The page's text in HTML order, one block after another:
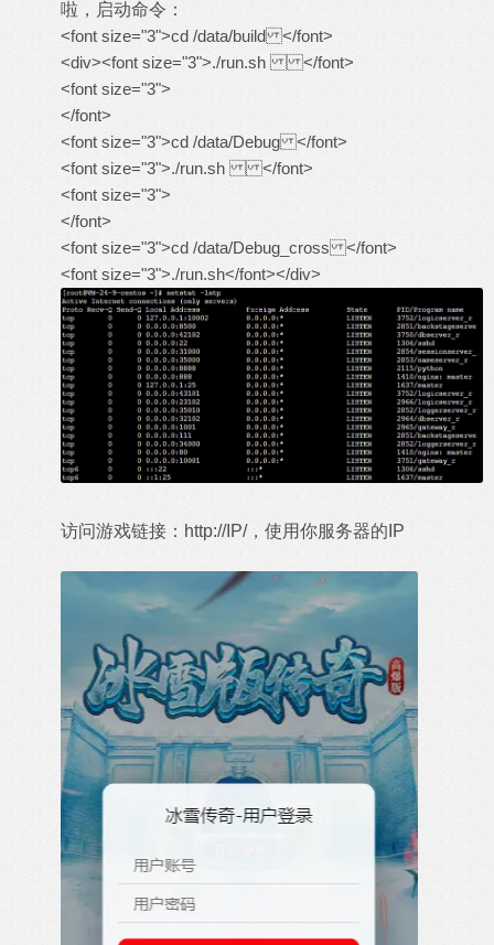
啦，启动命令：
<font size="3">cd /data/build </font>
<div><font size="3">./run.sh </font>
<font size="3">
</font>
<font size="3">cd /data/Debug </font>
<font size="3">./run.sh </font>
<font size="3">
</font>
<font size="3">cd /data/Debug_cross </font>
<font size="3">./run.sh</font></div>
访问游戏链接：http://IP/，使用你服务器的IP